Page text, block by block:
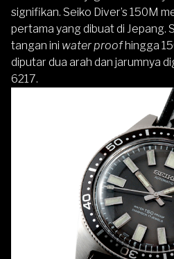
signifikan. Seiko Diver’s 150M
pertama yang dibuat di Jepang.
tangan ini water proofhingga
diputar dua arah dan jarumnya
6217.